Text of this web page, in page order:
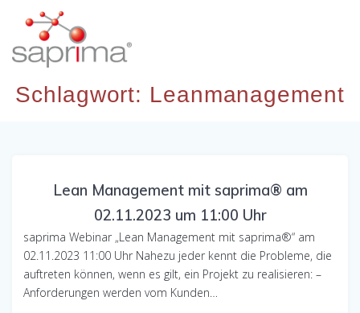
Schlagwort: Leanmanagement
Lean Management mit saprima® am
02.11.2023 um 11:00 Uhr
saprima Webinar „Lean Management mit saprima®“ am
02.11.2023 11:00 Uhr Nahezu jeder kennt die Probleme, die
auftreten können, wenn es gilt, ein Projekt zu realisieren: –
Anforderungen werden vom Kunden…